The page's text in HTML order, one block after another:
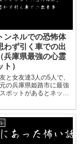
ンネルでの恐怖体
わず引く車での出
兵庫県最強の心霊
ト）
と女友達3人の5人で、
の兵庫県姫路市に最強
ポットがあるとネット
というネットに乗って
トンネルに車で行きま
私は助手席、親友は運転
だ...